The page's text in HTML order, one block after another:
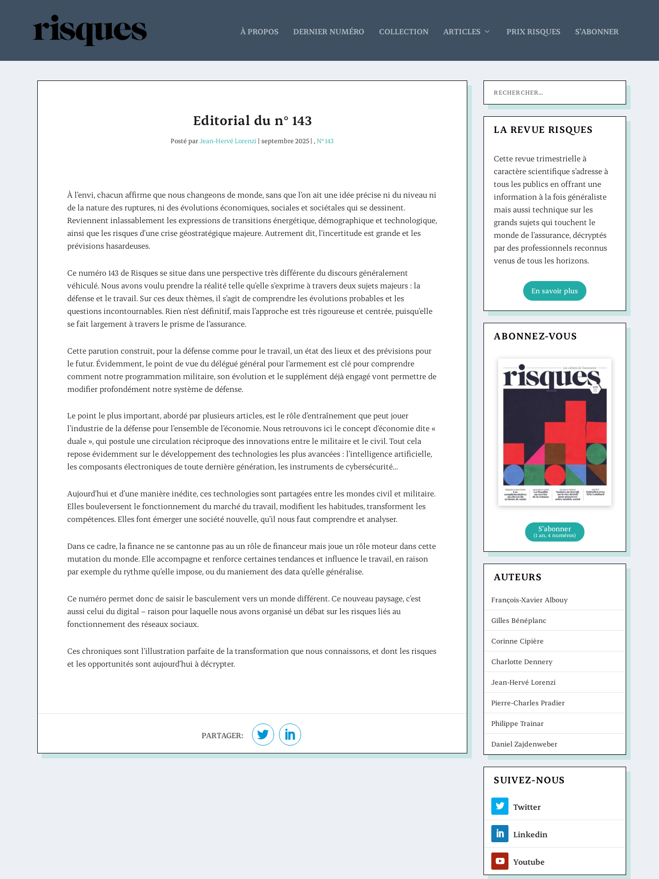
À PROPOS DERNIER NUMÉRO COLLECTION ARTICLES PRIX RISQUES S’ABONNER
Editorial du n° 143
Posté parJean-Hervé Lorenzi |septembre 2025 | ,N° 143
À l’envi, chacun affirme que nous changeons de monde, sans que l’on ait une idée précise ni du niveau ni
de la nature des ruptures, ni des évolutions économiques, sociales et sociétales qui se dessinent.
Reviennent inlassablement les expressions de transitions énergétique, démographique et technologique,
ainsi que les risques d’une crise géostratégique majeure. Autrement dit, l’incertitude est grande et les
prévisions hasardeuses.
Ce numéro 143 de Risques se situe dans une perspective très différente du discours généralement
véhiculé. Nous avons voulu prendre la réalité telle qu’elle s’exprime à travers deux sujets majeurs : la
défense et le travail. Sur ces deux thèmes, il s’agit de comprendre les évolutions probables et les
questions incontournables. Rien n’est définitif, mais l’approche est très rigoureuse et centrée, puisqu’elle
se fait largement à travers le prisme de l’assurance.
Cette parution construit, pour la défense comme pour le travail, un état des lieux et des prévisions pour
le futur. Évidemment, le point de vue du délégué général pour l’armement est clé pour comprendre
comment notre programmation militaire, son évolution et le supplément déjà engagé vont permettre de
modifier profondément notre système de défense.
Le point le plus important, abordé par plusieurs articles, est le rôle d’entraînement que peut jouer
l’industrie de la défense pour l’ensemble de l’économie. Nous retrouvons ici le concept d’économie dite «
duale », qui postule une circulation réciproque des innovations entre le militaire et le civil. Tout cela
repose évidemment sur le développement des technologies les plus avancées : l’intelligence artificielle,
les composants électroniques de toute dernière génération, les instruments de cybersécurité…
Aujourd’hui et d’une manière inédite, ces technologies sont partagées entre les mondes civil et militaire.
Elles bouleversent le fonctionnement du marché du travail, modifient les habitudes, transforment les
compétences. Elles font émerger une société nouvelle, qu’il nous faut comprendre et analyser.
Dans ce cadre, la finance ne se cantonne pas au un rôle de financeur mais joue un rôle moteur dans cette
mutation du monde. Elle accompagne et renforce certaines tendances et influence le travail, en raison
par exemple du rythme qu’elle impose, ou du maniement des data qu’elle généralise.
Ce numéro permet donc de saisir le basculement vers un monde différent. Ce nouveau paysage, c’est
aussi celui du digital – raison pour laquelle nous avons organisé un débat sur les risques liés au
fonctionnement des réseaux sociaux.
Ces chroniques sont l’illustration parfaite de la transformation que nous connaissons, et dont les risques
et les opportunités sont aujourd’hui à décrypter.
PARTAGER:
LA REVUE RISQUES
Cette revue trimestrielle à
caractère scientifique s’adresse à
tous les publics en offrant une
information à la fois généraliste
mais aussi technique sur les
grands sujets qui touchent le
monde de l’assurance, décryptés
par des professionnels reconnus
venus de tous les horizons.
En savoir plus
ABONNEZ-VOUS
S’abonner
(1 an, 4 numéros)
AUTEURS
François-Xavier Albouy
Gilles Bénéplanc
Corinne Cipière
Charlotte Dennery
Jean-Hervé Lorenzi
Pierre-Charles Pradier
Philippe Trainar
Daniel Zajdenweber
SUIVEZ-NOUS
Twitter
Linkedin
Youtube